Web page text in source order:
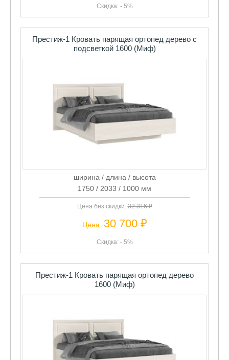
Скидка: - 5%
Престиж-1 Кровать парящая ортопед дерево с
подсветкой 1600 (Миф)
ширина / длина / высота
1750 / 2033 / 1000 мм
Цена без скидки:32 316 ₽
Цена: 30 700 ₽
Скидка: - 5%
Престиж-1 Кровать парящая ортопед дерево
1600 (Миф)